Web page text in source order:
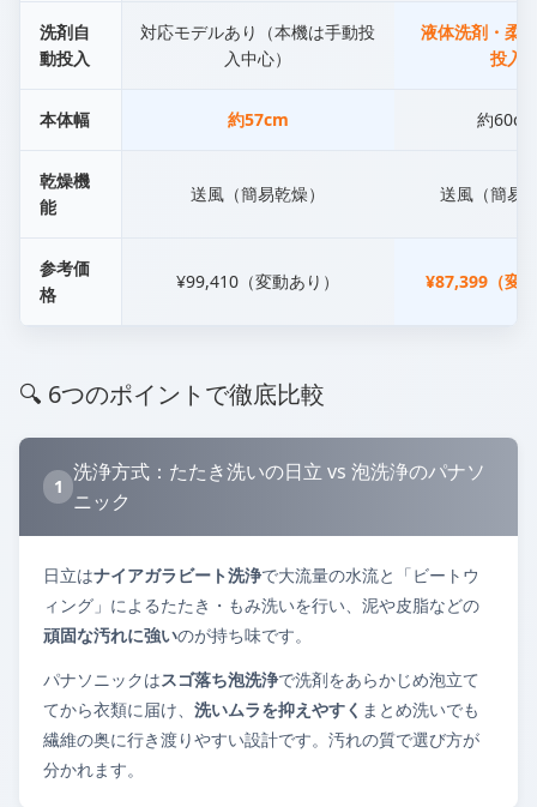
洗剤自
動投入
対応モデルあり（本機は手動投
入中心）
液体洗剤・柔
投入
本体幅 約57cm 約60cm
乾燥機
能
送風（簡易乾燥） 送風（簡易
参考価
格
¥99,410（変動あり） ¥87,399（変
🔍 6つのポイントで徹底比較
1
洗浄方式：たたき洗いの日立 vs 泡洗浄のパナソ
ニック
日立はナイアガラビート洗浄で大流量の水流と「ビートウ
ィング」によるたたき・もみ洗いを行い、泥や皮脂などの
頑固な汚れに強いのが持ち味です。
パナソニックはスゴ落ち泡洗浄で洗剤をあらかじめ泡立て
てから衣類に届け、 洗いムラを抑えやすく まとめ洗いでも
繊維の奥に行き渡りやすい設計です。汚れの質で選び方が
分かれます。